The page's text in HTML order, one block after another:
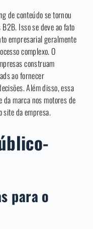
de conteúdo se tornou
Isso se deve ao fato
empresarial geralmente
complexo. O
construam
ao fornecer
Além disso, essa
marca nos motores de
site da empresa.
para o